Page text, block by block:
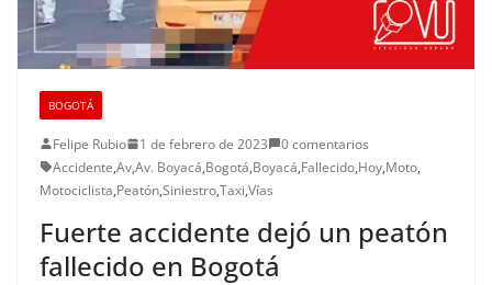
BOGOTÁ
Felipe Rubio 1 de febrero de 2023
0 comentarios
Accidente,Av,Av. Boyacá,Bogotá,Boyacá,Fallecido,Hoy,Moto,
Motociclista,Peatón,Siniestro,Taxi,Vías
Fuerte accidente dejó un peatón
fallecido en Bogotá